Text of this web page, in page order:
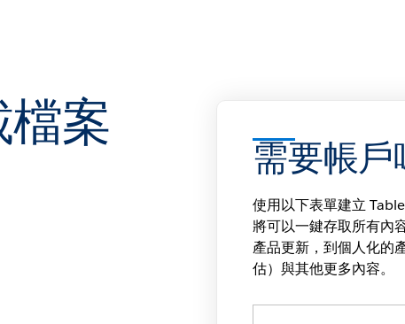
案
需要帳戶
使用以下表單建立
將可以一鍵存取所有內
產品更新，到個人化的
估）與其他更多內容。